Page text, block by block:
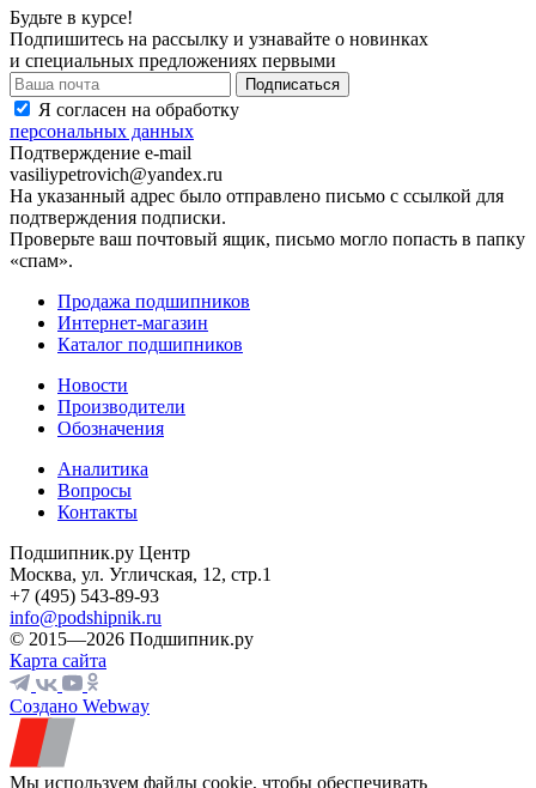
Будьте в курсе!
Подпишитесь на рассылку и узнавайте о новинках
и специальных предложениях первыми
Я согласен на обработку
персональных данных
Подтверждение e-mail
vasiliypetrovich@yandex.ru
На указанный адрес было отправлено письмо с ссылкой для
подтверждения подписки.
Проверьте ваш почтовый ящик, письмо могло попасть в папку
«спам».
Продажа подшипников
Интернет-магазин
Каталог подшипников
Новости
Производители
Обозначения
Аналитика
Вопросы
Контакты
Подшипник.ру Центр
Москва, ул. Угличская, 12, стр.1
+7 (495) 543-89-93
info@podshipnik.ru
© 2015—2026 Подшипник.ру
Карта сайта
Создано Webway
Мы используем файлы cookie, чтобы обеспечивать